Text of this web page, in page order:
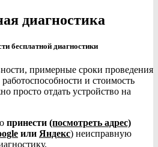
диагностика
бесплатной диагностики
примерные сроки проведения
и стоимость
просто отдать устройство на
принести (посмотреть адрес)
или Яндекс) неисправную